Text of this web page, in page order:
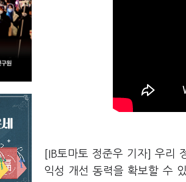
[IB토마토 정준우 기자] 우리
익성 개선 동력을 확보할 수